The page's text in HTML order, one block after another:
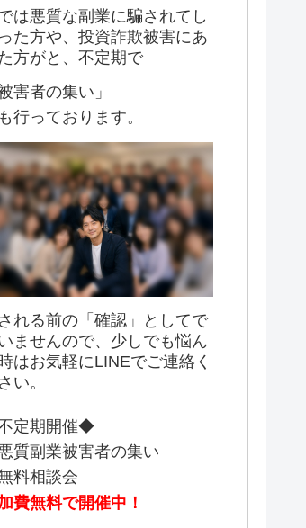
は悪質な副業に騙されてし
た方や、投資詐欺被害にあ
方がと、不定期で
被害者の集い」
行っております。
れる前の「確認」としてで
ませんので、少しでも悩ん
はお気軽にLINEでご連絡く
い。
定期開催◆
質副業被害者の集い
料相談会
費無料で開催中！